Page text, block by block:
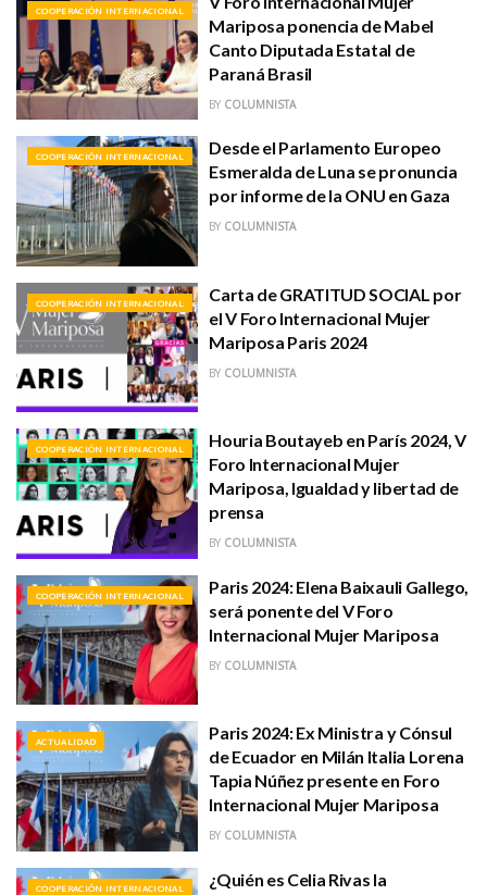
COOPERACIÓN INTERNACIONAL
Mariposa ponencia de Mabel
Canto Diputada Estatal de
Paraná Brasil
BY COLUMNISTA
COOPERACIÓN INTERNACIONAL
Desde el Parlamento Europeo
Esmeralda de Luna se pronuncia
por informe de la ONU en Gaza
BY COLUMNISTA
COOPERACIÓN INTERNACIONAL
Carta de GRATITUD SOCIAL por
el V Foro Internacional Mujer
Mariposa Paris 2024
BY COLUMNISTA
COOPERACIÓN INTERNACIONAL
Houria Boutayeb en París 2024, V
Foro Internacional Mujer
Mariposa, Igualdad y libertad de
prensa
BY COLUMNISTA
COOPERACIÓN INTERNACIONAL
Paris 2024: Elena Baixauli Gallego,
será ponente del V Foro
Internacional Mujer Mariposa
BY COLUMNISTA
ACTUALIDAD
Paris 2024: Ex Ministra y Cónsul
de Ecuador en Milán Italia Lorena
Tapia Núñez presente en Foro
Internacional Mujer Mariposa
BY COLUMNISTA
COOPERACIÓN INTERNACIONAL
¿Quién es Celia Rivas la